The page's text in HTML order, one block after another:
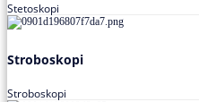
Stetoskopi
Stroboskopi
Stroboskopi